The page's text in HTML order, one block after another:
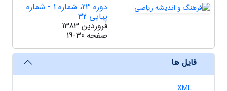
دوره 23، شماره 1 - شماره
پیاپی 32
فروردین 1383
صفحه 19-30
فایل ها
XML